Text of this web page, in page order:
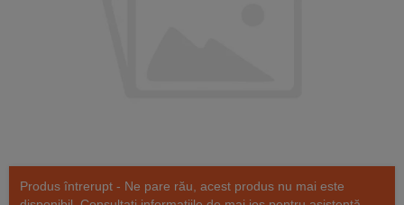
Produs întrerupt - Ne pare rău, acest produs nu mai este